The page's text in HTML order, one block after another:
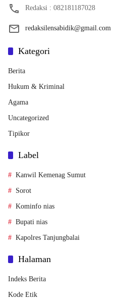
Redaksi : 082181187028
redaksilensabidik@gmail.com
Kategori
Berita
Hukum & Kriminal
Agama
Uncategorized
Tipikor
Label
Kanwil Kemenag Sumut
Sorot
Kominfo nias
Bupati nias
Kapolres Tanjungbalai
Halaman
Indeks Berita
Kode Etik